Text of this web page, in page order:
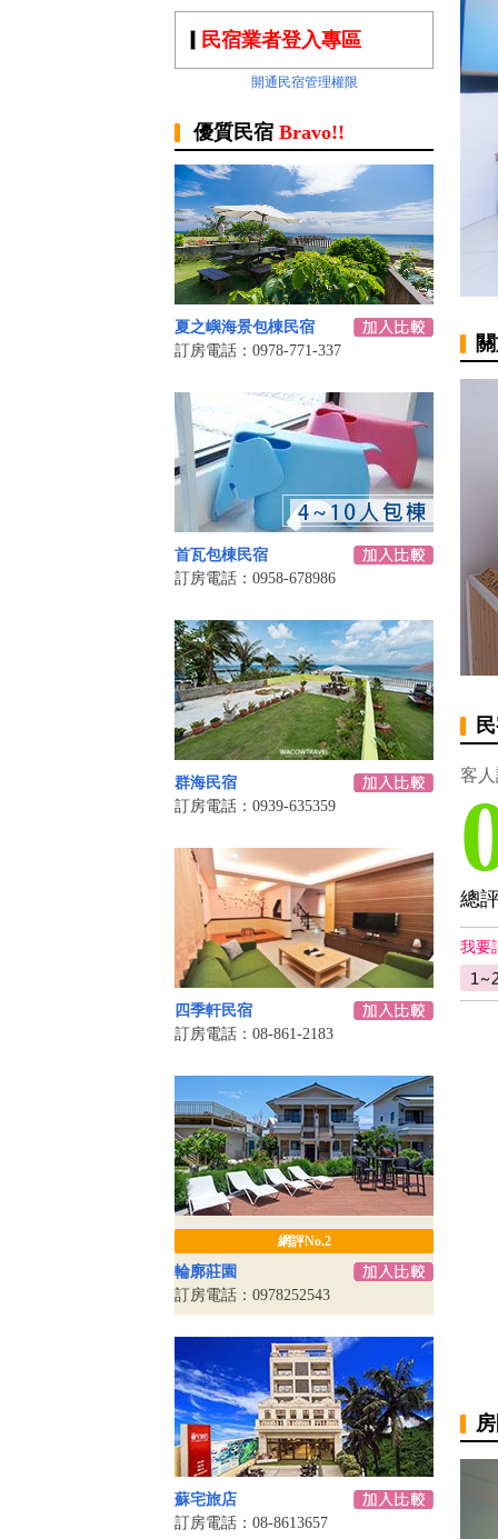
民宿業者登入專區
開通民宿管理權限
優質民宿 Bravo!!
夏之嶼海景包棟民宿
訂房電話：0978-771-337
首瓦包棟民宿
訂房電話：0958-678986
群海民宿
訂房電話：0939-635359
四季軒民宿
訂房電話：08-861-2183
網評No.2
輪廓莊園
訂房電話：0978252543
蘇宅旅店
訂房電話：08-8613657
客
總
我要